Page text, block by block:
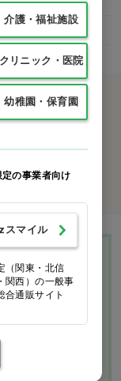
客様
ダー
イド・ヘル
ついて
証につい
介護・福祉施設
クリニック・医院
幼稚園・保育園
の事業者向け
スマイル
（関東・北信
関西）の一般事
合通販サイト